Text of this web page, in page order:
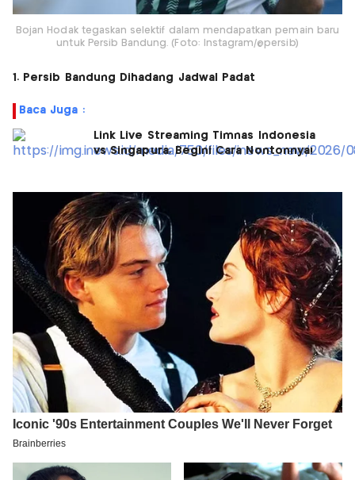
Bojan Hodak tegaskan selektif dalam mendapatkan pemain baru
untuk Persib Bandung. (Foto: Instagram/@persib)
1. Persib Bandung Dihadang Jadwal Padat
Baca Juga :
Link Live Streaming Timnas Indonesia
vs Singapura, Begini Cara Nontonnya!